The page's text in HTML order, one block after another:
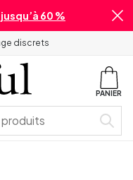
60 %
discrets
PANIER